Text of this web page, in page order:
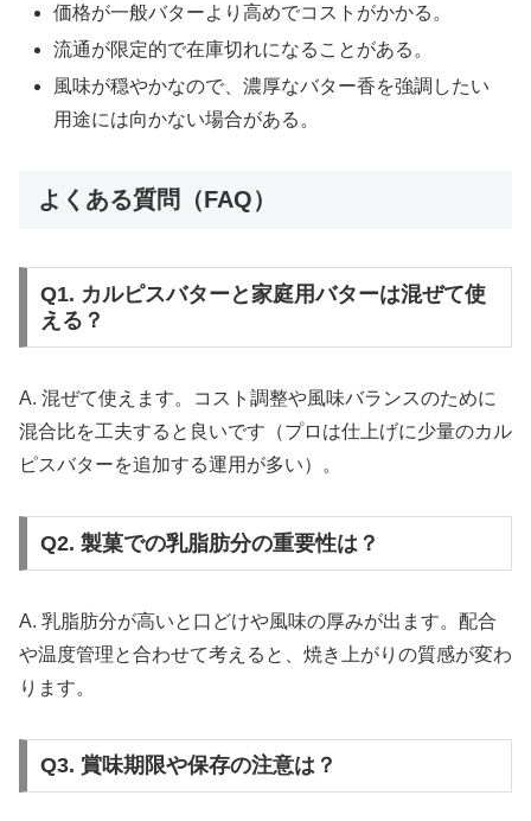
価格が一般バターより高めでコストがかかる。
流通が限定的で在庫切れになることがある。
風味が穏やかなので、濃厚なバター香を強調したい
用途には向かない場合がある。
よくある質問（FAQ）
Q1. カルピスバターと家庭用バターは混ぜて使
える？
A. 混ぜて使えます。コスト調整や風味バランスのために
混合比を工夫すると良いです（プロは仕上げに少量のカル
ピスバターを追加する運用が多い）。
Q2. 製菓での乳脂肪分の重要性は？
A. 乳脂肪分が高いと口どけや風味の厚みが出ます。配合
や温度管理と合わせて考えると、焼き上がりの質感が変わ
ります。
Q3. 賞味期限や保存の注意は？